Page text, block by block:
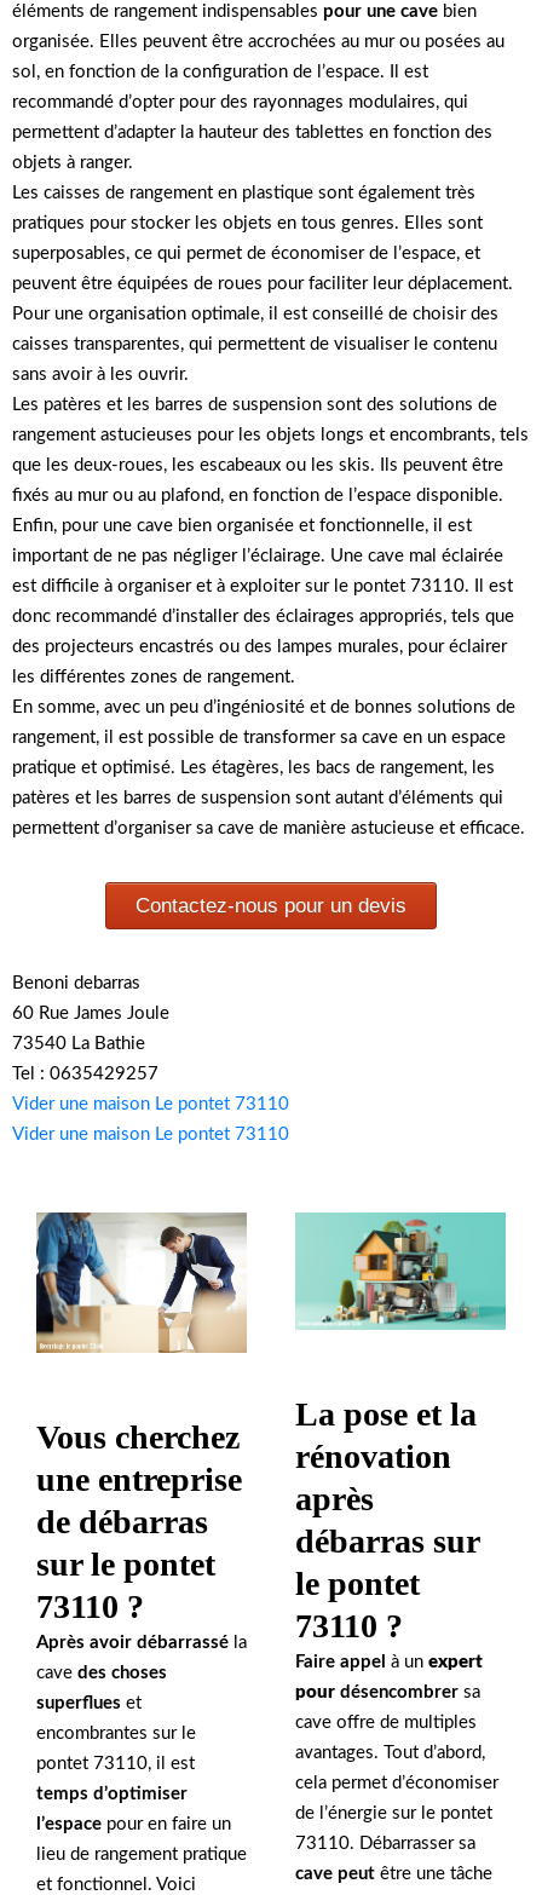
éléments de rangement indispensables pour une cave bien
organisée. Elles peuvent être accrochées au mur ou posées au
sol, en fonction de la configuration de l’espace. Il est
recommandé d’opter pour des rayonnages modulaires, qui
permettent d’adapter la hauteur des tablettes en fonction des
objets à ranger.
Les caisses de rangement en plastique sont également très
pratiques pour stocker les objets en tous genres. Elles sont
superposables, ce qui permet de économiser de l’espace, et
peuvent être équipées de roues pour faciliter leur déplacement.
Pour une organisation optimale, il est conseillé de choisir des
caisses transparentes, qui permettent de visualiser le contenu
sans avoir à les ouvrir.
Les patères et les barres de suspension sont des solutions de
rangement astucieuses pour les objets longs et encombrants, tels
que les deux-roues, les escabeaux ou les skis. Ils peuvent être
fixés au mur ou au plafond, en fonction de l’espace disponible.
Enfin, pour une cave bien organisée et fonctionnelle, il est
important de ne pas négliger l’éclairage. Une cave mal éclairée
est difficile à organiser et à exploiter sur le pontet 73110. Il est
donc recommandé d’installer des éclairages appropriés, tels que
des projecteurs encastrés ou des lampes murales, pour éclairer
les différentes zones de rangement.
En somme, avec un peu d’ingéniosité et de bonnes solutions de
rangement, il est possible de transformer sa cave en un espace
pratique et optimisé. Les étagères, les bacs de rangement, les
patères et les barres de suspension sont autant d’éléments qui
permettent d’organiser sa cave de manière astucieuse et efficace.
Contactez-nous pour un devis
Benoni debarras
60 Rue James Joule
73540 La Bathie
Tel : 0635429257
Vider une maison Le pontet 73110
Vider une maison Le pontet 73110
Vous cherchez
une entreprise
de débarras
sur le pontet
73110 ?
Après avoir débarrassé la
cave des choses
superflues et
encombrantes sur le
pontet 73110, il est
temps d’optimiser
l’espace pour en faire un
lieu de rangement pratique
et fonctionnel. Voici
La pose et la
rénovation
après
débarras sur
le pontet
73110 ?
Faire appel à un expert
pour désencombrer sa
cave offre de multiples
avantages. Tout d’abord,
cela permet d’économiser
de l’énergie sur le pontet
73110. Débarrasser sa
cave peut être une tâche